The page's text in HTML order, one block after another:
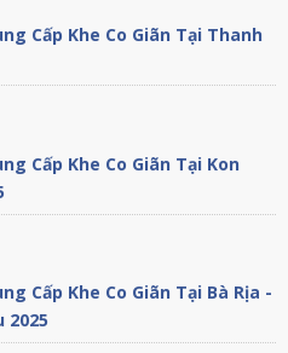
Cấp Khe Co Giãn Tại Thanh
Cấp Khe Co Giãn Tại Kon
Cấp Khe Co Giãn Tại Bà Rịa -
2025